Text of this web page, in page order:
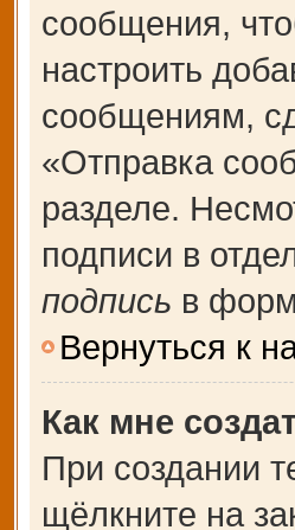
сообщения,
настроить
сообщениям,
«Отправка
разделе.
подписи в
подпись в
Вернуться к
Как мне
При создании
щёлкните на